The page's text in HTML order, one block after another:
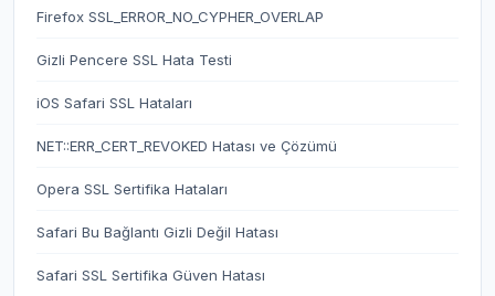
Firefox SSL_ERROR_NO_CYPHER_OVERLAP
Gizli Pencere SSL Hata Testi
iOS Safari SSL Hataları
NET::ERR_CERT_REVOKED Hatası ve Çözümü
Opera SSL Sertifika Hataları
Safari Bu Bağlantı Gizli Değil Hatası
Safari SSL Sertifika Güven Hatası